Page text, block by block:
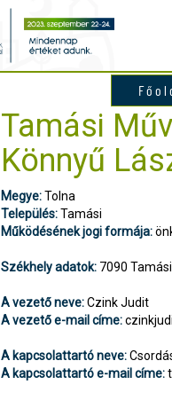
Tamási
Könnyű
Megye:Tolna
Település:Tamási
Működésének jogi formája:
Székhely adatok: 7090
A vezető neve:Czink Judit
A vezető e-mail címe:
A kapcsolattartó neve:
A kapcsolattartó e-mail címe: